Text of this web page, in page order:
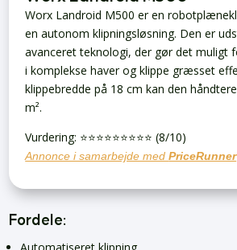
Worx Landroid M500 er en
en autonom klipningsløsning. Den er
avanceret teknologi, der gør det muligt
i komplekse haver og klippe græsset
klippebredde på 18 cm kan den
m².
Vurdering: ⭐️⭐️⭐️⭐️⭐️⭐️⭐️⭐️⭐️ (8/10)
Annonce i samarbejde medPriceRunner
Fordele: